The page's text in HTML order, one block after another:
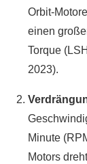
Orbit-
einen
Torque
2023).
Minute
Motors